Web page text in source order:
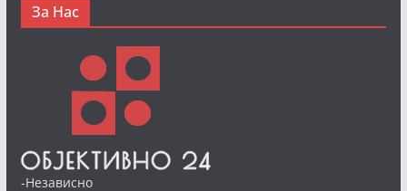
За Нас
-Независно